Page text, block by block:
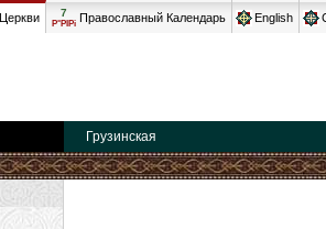
7
Р°РІРі Православный Календарь English
Грузинская